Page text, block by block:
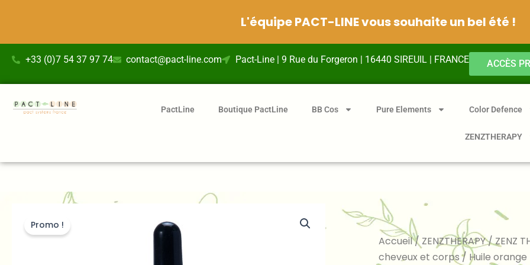
contenu
+33 (0)7 54 37 97 74 contact@pact-line.com Pact-Line | 9 Rue du Forgeron | 16440 SIREUIL | FRANCE ACCÈS
PactLine Boutique PactLine BB Cos Pure Elements Color Defence
ZENZTHERAPY
Promo !
Accueil/ZENZTHERAPY/ZENZ
cheveux et corps/ Huile orange
L'équipe PACT-LINE vous souhaite un bel été !